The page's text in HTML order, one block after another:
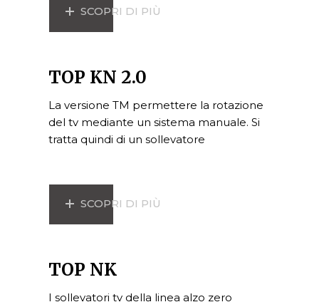
SCOPRI DI PIÙ
TOP KN 2.0
La versione TM permettere la rotazione
del tv mediante un sistema manuale. Si
tratta quindi di un sollevatore
SCOPRI DI PIÙ
TOP NK
I sollevatori tv della linea alzo zero